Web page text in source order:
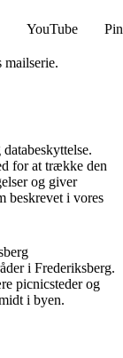
YouTube
for at trække den
og giver
beskrevet i vores
i Frederiksberg.
picnicsteder og
i byen.